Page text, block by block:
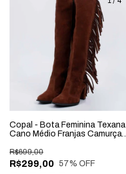
Copal - Bota Feminina Texana
Cano Médio Franjas Camurça
R$299,00
R$699,00
57% OFF